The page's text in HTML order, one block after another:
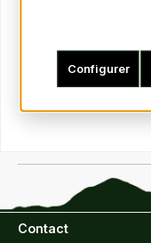
Contact
Configurer